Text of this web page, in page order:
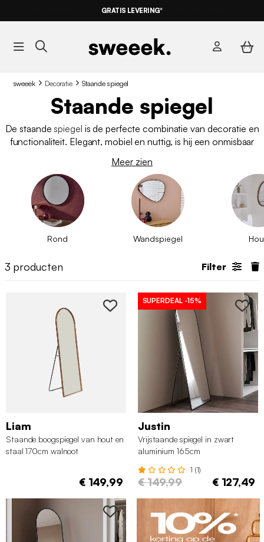
GRATIS LEVERING*
sweeek Decoratie Staande spiegel
Staande spiegel
De staande spiegel is de perfecte combinatie van decoratie en
functionaliteit. Elegant, mobiel en nuttig, is hij een onmisbaar
voor stijl en biedt het een volledig spiegelbeeld zodat jij je
outfit in één oogopslag kunt controleren. Of het nu gaat om
een minimalistisch of meer uitgesproken design, de staande
spiegel wordt een echt decoratief object dat de ruimte op een
luchtige manier structureert.
Meer zien
Rond Wandspiegel
3 producten Filter
Liam
Staande boogspiegel van hout en
staal 170cm walnoot
€ 149,99
SUPERDEAL -15%
Justin
Vrijstaande spiegel in zwart
aluminium 165cm
1 (1)
€ 149,99 € 127,49